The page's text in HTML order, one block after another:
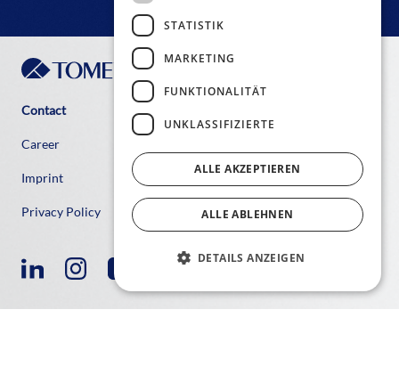
Contact
Career
Imprint
Privacy Policy
STATISTIK
MARKETING
FUNKTIONALITÄT
UNKLASSIFIZIERTE
ALLE AKZEPTIEREN
ALLE ABLEHNEN
DETAILS ANZEIGEN